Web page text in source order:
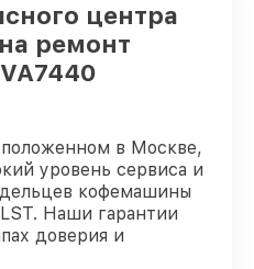
центра
ремонт
в Москве,
уровень сервиса и
кофемашины
Наши гарантии
доверия и